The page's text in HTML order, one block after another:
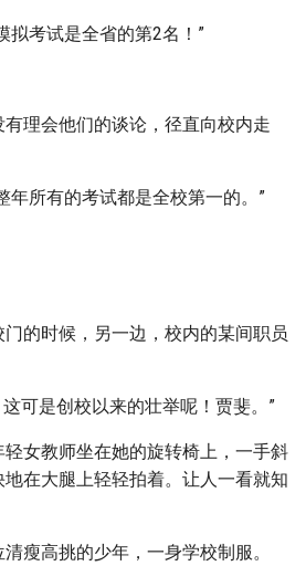
拟考试是全省的第2名！”
理会他们的谈论，径直向校内走
年所有的考试都是全校第一的。”
的时候，另一边，校内的某间职员
可是创校以来的壮举呢！贾斐。”
女教师坐在她的旋转椅上，一手斜
在大腿上轻轻拍着。让人一看就知
瘦高挑的少年，一身学校制服。